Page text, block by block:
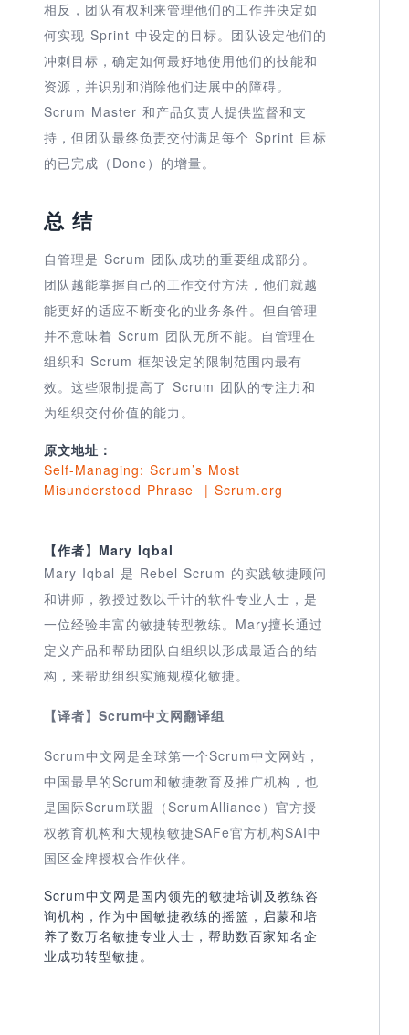
相反，团队有权利来管理他们的工作并决定如
何实现 Sprint 中设定的目标。 团队设定他们的
冲刺目标，确定如何最好地使用他们的技能和
资源，并识别和消除他们进展中的障碍。
Scrum Master 和产品负责人提供监督和支
持，但团队最终负责交付满足每个 Sprint 目标
的已完成（Done）的增量。
总 结
自管理是 Scrum 团队成功的重要组成部分。
团队越能掌握自己的工作交付方法，他们就越
能更好的适应不断变化的业务条件。但自管理
并不意味着 Scrum 团队无所不能。自管理在
组织和 Scrum 框架设定的限制范围内最有
效。这些限制提高了 Scrum 团队的专注力和
为组织交付价值的能力。
原文地址 ：
Self-Managing: Scrum’s Most
Misunderstood Phrase | Scrum.org
【作者】Mary Iqbal
Mary Iqbal 是 Rebel Scrum 的实践敏捷顾问
和讲师，教授过数以千计的软件专业人士，是
一位经验丰富的敏捷转型教练。Mary擅长通过
定义产品和帮助团队自组织以形成最适合的结
构，来帮助组织实施规模化敏捷。
【译者】Scrum中文网翻译组
Scrum中文网是全球第一个Scrum中文网站，
中国最早的Scrum和敏捷教育及推广机构，也
是国际Scrum联盟（ScrumAlliance）官方授
权教育机构和大规模敏捷SAFe官方机构SAI中
国区金牌授权合作伙伴。
Scrum中文网是国内领先的敏捷培训及教练咨
询机构，作为中国敏捷教练的摇篮，启蒙和培
养了数万名敏捷专业人士，帮助数百家知名企
业成功转型敏捷。